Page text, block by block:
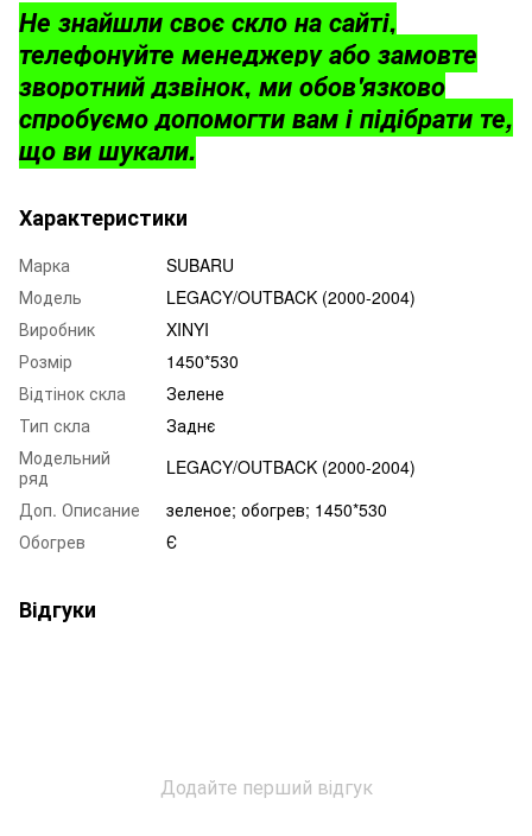
Не знайшли своє скло на сайті,
телефонуйте менеджеру або замовте
зворотний дзвінок, ми обов'язково
спробуємо допомогти вам і підібрати те,
що ви шукали.
Характеристики
Марка
SUBARU
Модель
LEGACY/OUTBACK (2000-2004)
Виробник
XINYI
Розмір
1450*530
Відтінок скла
Зелене
Тип скла
Заднє
Модельний
ряд
LEGACY/OUTBACK (2000-2004)
Доп. Описание
зеленое; обогрев; 1450*530
Обогрев
Є
Відгуки
Додайте перший відгук